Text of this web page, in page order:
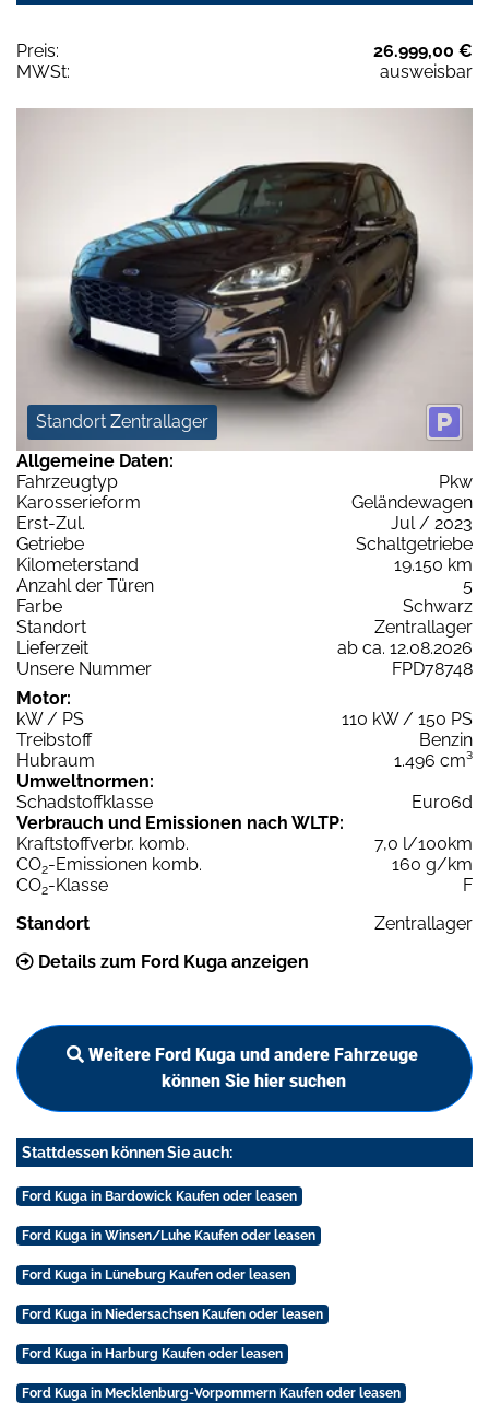
Preis:
26.999,00 €
MWSt:
ausweisbar
Standort Zentrallager
Allgemeine Daten:
Fahrzeugtyp
Pkw
Karosserieform
Geländewagen
Erst-Zul.
Jul / 2023
Getriebe
Schaltgetriebe
Kilometerstand
19.150 km
Anzahl der Türen
5
Farbe
Schwarz
Standort
Zentrallager
Lieferzeit
ab ca. 12.08.2026
Unsere Nummer
FPD78748
Motor:
kW / PS
110 kW / 150 PS
Treibstoff
Benzin
Hubraum
1.496 cm³
Umweltnormen:
Schadstoffklasse
Euro6d
Verbrauch und Emissionen nach WLTP:
Kraftstoffverbr. komb.
7,0 l/100km
CO2-Emissionen komb.
160 g/km
CO2-Klasse
F
Standort
Zentrallager
Details zum Ford Kuga anzeigen
Weitere Ford Kuga und andere Fahrzeuge
können Sie hier suchen
Stattdessen können Sie auch:
Ford Kuga in Bardowick Kaufen oder leasen
Ford Kuga in Winsen/Luhe Kaufen oder leasen
Ford Kuga in Lüneburg Kaufen oder leasen
Ford Kuga in Niedersachsen Kaufen oder leasen
Ford Kuga in Harburg Kaufen oder leasen
Ford Kuga in Mecklenburg-Vorpommern Kaufen oder leasen